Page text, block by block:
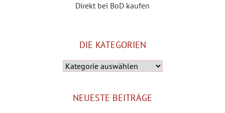
Direkt bei BoD kaufen
DIE KATEGORIEN
NEUESTE BEITRÄGE